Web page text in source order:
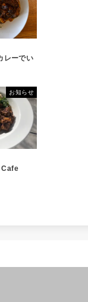
レーでい
お知らせ
Cafe